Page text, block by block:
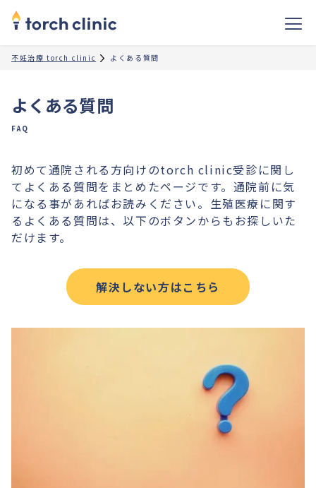
不妊治療 torch clinic よくある質問
よくある質問
FAQ
初めて通院される方向けのtorch clinic受診に関し
てよくある質問をまとめたページです。通院前に気
になる事があればお読みください。生殖医療に関す
るよくある質問は、以下のボタンからもお探しいた
だけます。
解決しない方はこちら